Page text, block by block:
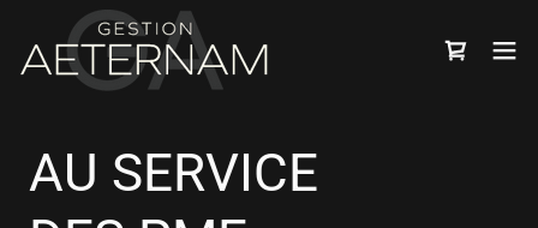
AU SERVICE